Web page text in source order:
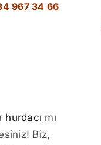
967 34 66
hurdacı mı
Biz,